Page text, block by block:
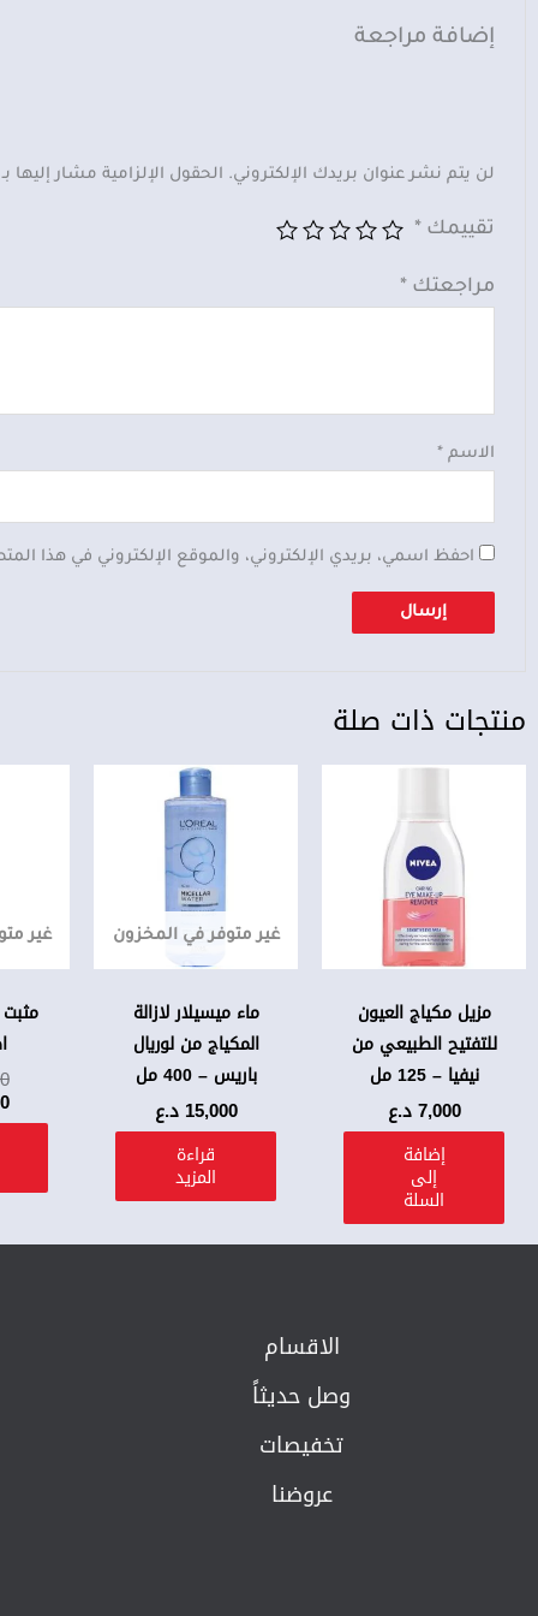
إضافة مراجعة
لن يتم نشر عنوان بريدك الإلكتروني. الحقول الإلزامية مشار إليها
تقييمك*
مراجعتك*
الاسم*
احفظ اسمي، بريدي الإلكتروني، والموقع الإلكتروني في هذا
منتجات ذات صلة
مزيل مكياج العيون
للتفتيح الطبيعي من
نيفيا – 125 مل
7,000د.ع
إضافة
إلى
السلة
غير متوفر في المخزون
ماء ميسيلار لازالة
المكياج من لوريال
باريس – 400 مل
15,000 د.ع
قراءة
المزيد
غير
الاقسام
وصل حديثاً
تخفيصات
عروضنا